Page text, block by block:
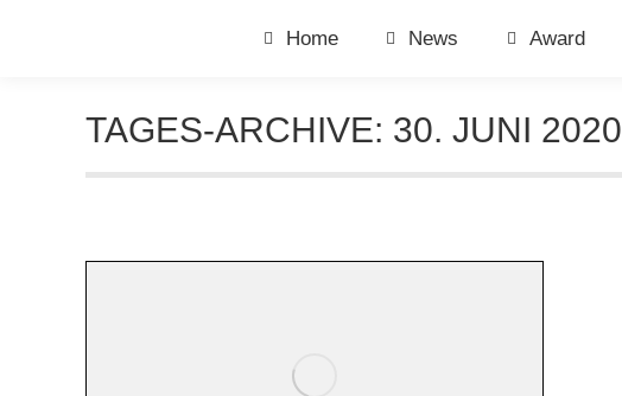
Home News Award
TAGES-ARCHIVE: 30. JUNI 2020